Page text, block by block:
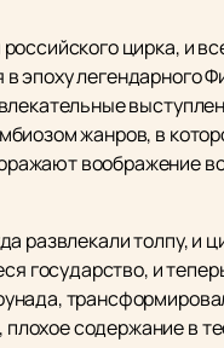
цирка, и
эпоху легендарного
жанров, в
воображение
развлекали толпу, и
государство, и
содержание в